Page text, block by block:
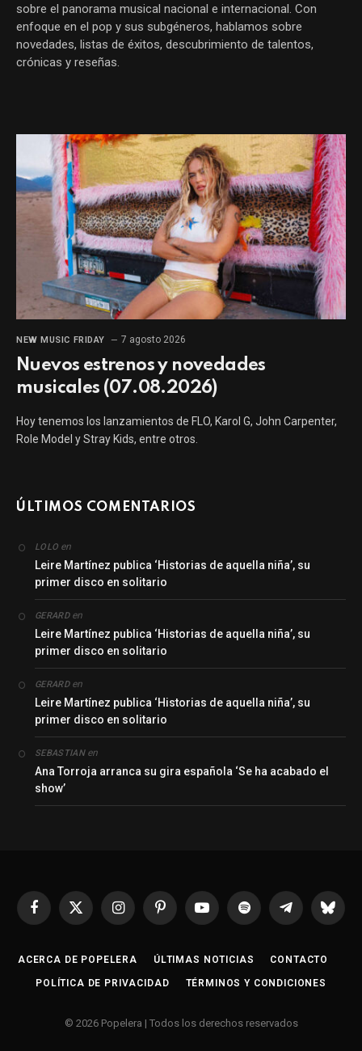
sobre el panorama musical nacional e internacional. Con
enfoque en el pop y sus subgéneros, hablamos sobre
novedades, listas de éxitos, descubrimiento de talentos,
crónicas y reseñas.
NEW MUSIC FRIDAY 7 agosto 2026
Nuevos estrenos y novedades
musicales (07.08.2026)
Hoy tenemos los lanzamientos de FLO, Karol G, John Carpenter,
Role Model y Stray Kids, entre otros.
ÚLTIMOS COMENTARIOS
LOLO en
Leire Martínez publica ‘Historias de aquella niña’, su
primer disco en solitario
GERARDen
Leire Martínez publica ‘Historias de aquella niña’, su
primer disco en solitario
GERARDen
Leire Martínez publica ‘Historias de aquella niña’, su
primer disco en solitario
SEBASTIANen
Ana Torroja arranca su gira española ‘Se ha acabado el
show’
Facebook
X
InstagramPinterestYouTubeSpotify Telegrama
ACERCA DE POPELERA ÚLTIMAS NOTICIAS CONTACTO
POLÍTICA DE PRIVACIDAD TÉRMINOS Y CONDICIONES
© 2026 Popelera | Todos los derechos reservados